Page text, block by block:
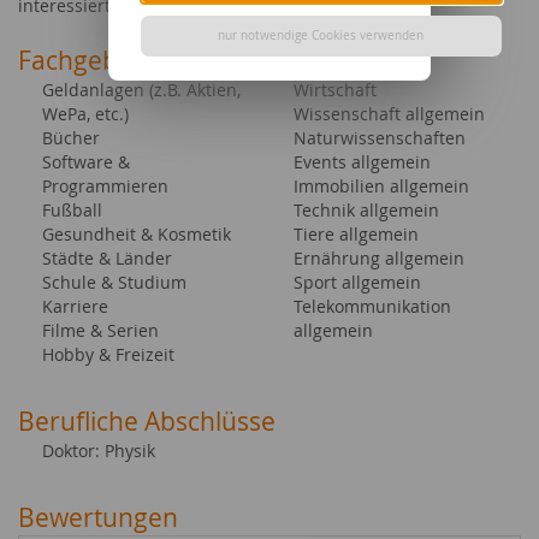
nur notwendige Cookies verwenden
interessiert sind, freue ich mich auf Ihren Auftrag.
Fachgebiete bei content.de
Geldanlagen (z.B. Aktien,
WePa, etc.)
Bücher
Software &
Programmieren
Fußball
Gesundheit & Kosmetik
Städte & Länder
Schule & Studium
Karriere
Filme & Serien
Hobby & Freizeit
Wirtschaft
Wissenschaft allgemein
Naturwissenschaften
Events allgemein
Immobilien allgemein
Technik allgemein
Tiere allgemein
Ernährung allgemein
Sport allgemein
Telekommunikation
allgemein
Berufliche Abschlüsse
Doktor: Physik
Bewertungen